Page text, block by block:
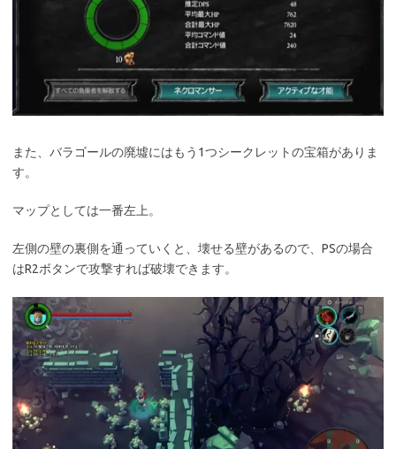
また、バラゴールの廃墟にはもう1つシークレットの宝箱がありま
す。
マップとしては一番左上。
左側の壁の裏側を通っていくと、壊せる壁があるので、PSの場合
はR2ボタンで攻撃すれば破壊できます。